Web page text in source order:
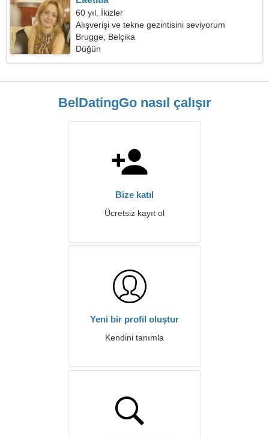
60 yıl, İkizler
Alışverişi ve tekne gezintisini seviyorum
Brugge, Belçika
Düğün
BelDatingGo nasıl çalışır
Bize katıl
Ücretsiz kayıt ol
Yeni bir profil oluştur
Kendini tanımla